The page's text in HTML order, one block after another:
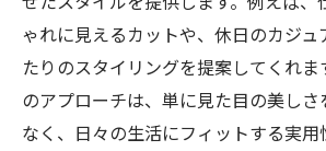
ゃれに見えるカットや、休日のカジュ
たりのスタイリングを提案してくれま
のアプローチは、単に見た目の美し
なく、日々の生活にフィットする実用